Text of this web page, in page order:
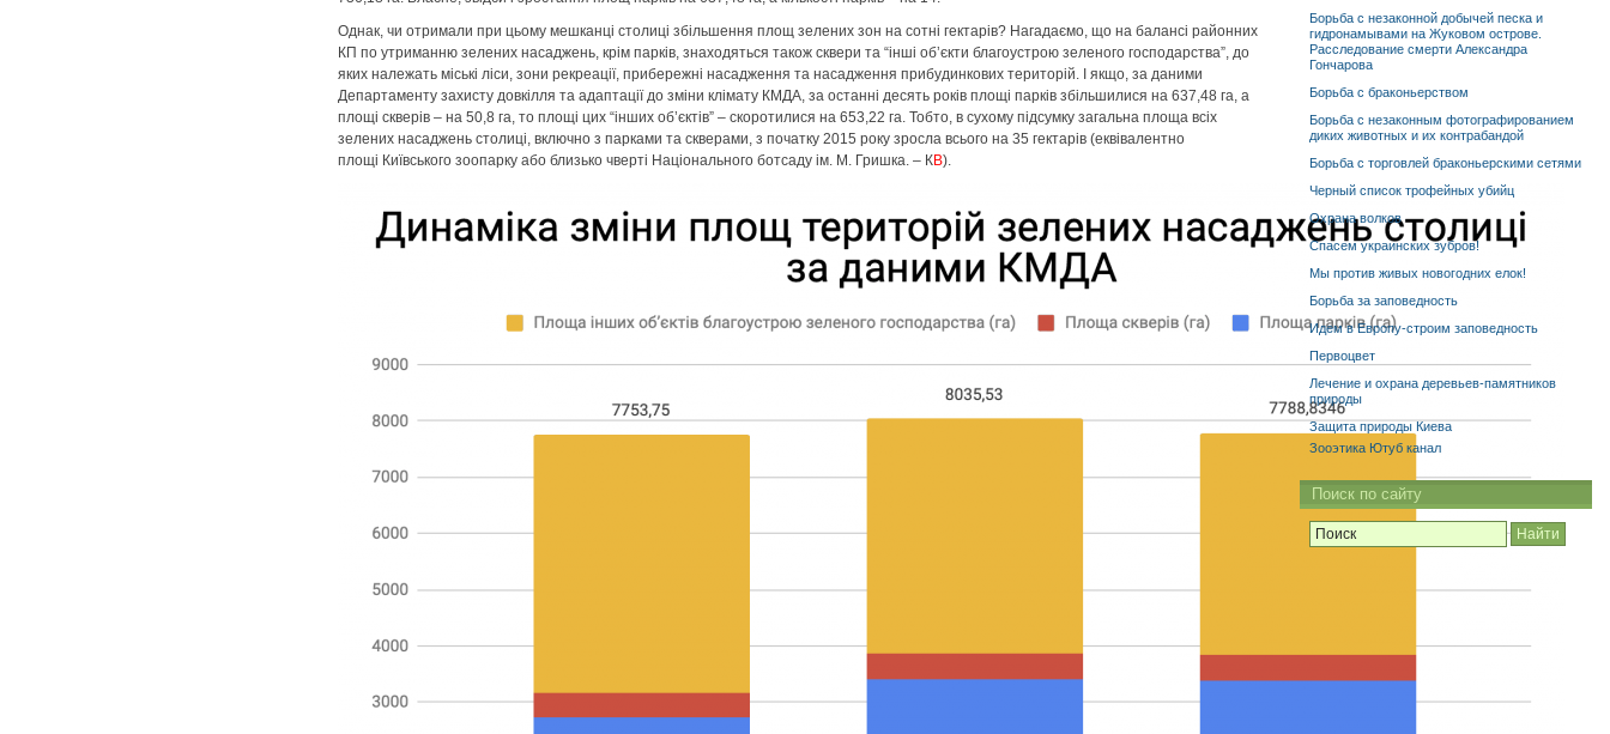
Однак, чи отримали при цьому мешканці столиці збільшення площ зелених зон на сотні гектарів? Нагадаємо, що на балансі районних
КП по утриманню зелених насаджень, крім парків, знаходяться також сквери та “інші обʼєкти благоустрою зеленого господарства”, до
яких належать міські ліси, зони рекреації, прибережні насадження та насадження прибудинкових територій. І якщо, за даними
Департаменту захисту довкілля та адаптації до зміни клімату КМДА, за останні десять років площі парків збільшилися на 637,48 га, а
площі скверів – на 50,8 га, то площі цих “інших об’єктів” – скоротилися на 653,22 га. Тобто, в сухому підсумку загальна площа всіх
зелених насаджень столиці, включно з парками та скверами, з початку 2015 року зросла всього на 35 гектарів (еквівалентно
площі Київського зоопарку або близько чверті Національного ботсаду ім. М. Гришка. – КВ).
Борьба с незаконной добычей песка и
гидронамывами на Жуковом острове.
Расследование смерти Александра
Гончарова
Борьба с браконьерством
Борьба с незаконным фотографированием
диких животных и их контрабандой
Борьба с торговлей браконьерскими сетями
Черный список трофейных убийц
Охрана волков
Спасем украинских зубров!
Мы против живых новогодних елок!
Борьба за заповедность
Идем в Европу-строим заповедность
Первоцвет
Лечение и охрана деревьев-памятников
природы
Защита природы Киева
Зооэтика Ютуб канал
Поиск по сайту